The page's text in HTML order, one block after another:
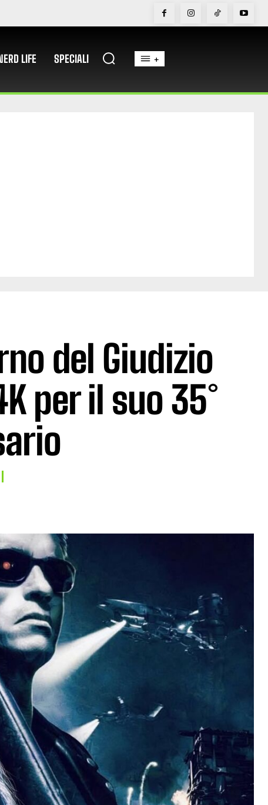
LIFE SPECIALI +
del Giudizio
per il suo 35°